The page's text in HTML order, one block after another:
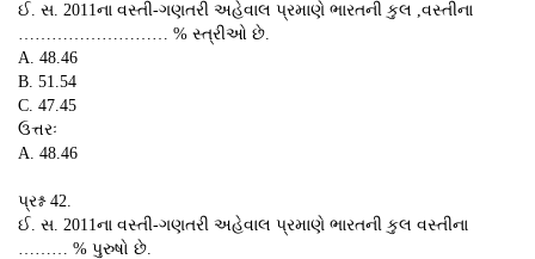
ઈ. સ. 2011ના વસ્તી-ગણતરી અહેવાલ પ્રમાણે ભારતની કુલ ,વસ્તીના
……………………… % સ્ત્રીઓ છે.
A. 48.46
B. 51.54
C. 47.45
ઉત્તરઃ
A. 48.46
પ્રશ્ન 42.
ઈ. સ. 2011ના વસ્તી-ગણતરી અહેવાલ પ્રમાણે ભારતની કુલ વસ્તીના
……… % પુરુષો છે.